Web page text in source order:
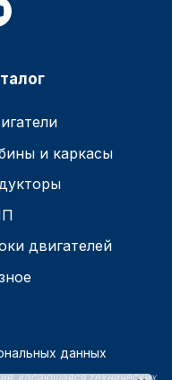
и каркасы
двигателей
данных
касающаяся технических